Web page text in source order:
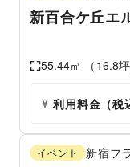
新百合ケ丘エ
55.44㎡ （ 16.8坪
利用料金（税
イベント 新宿フ